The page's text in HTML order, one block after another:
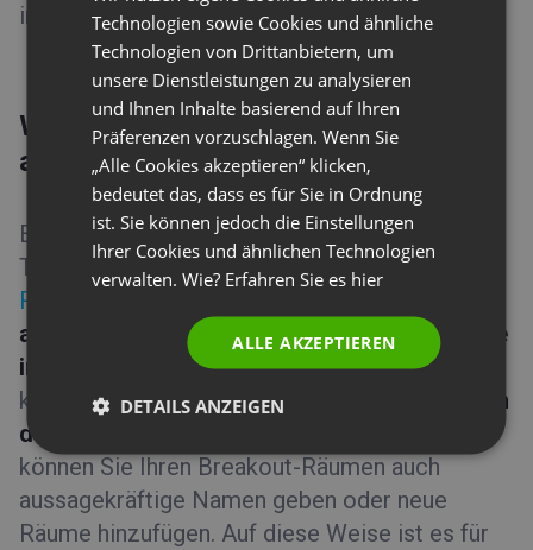
im Menü des Haupt-Raums klicken.
Wie füge ich Teilnehmer zu einem
ausgewählten Breakout-Raum hinzu?
Es gibt verschiedene Möglichkeiten,
Teilnehmer einem ausgewählten Breakout-
Raum
alle Teilnehmer auf einmal auswählen und sie
in einen Breakout-Raum verschieben.Sie
können auchnur ein paar markieren und sie in
den Raum verschieben.
können Sie Ihren Breakout-Räumen auch
aussagekräftige Namen geben oder neue
Räume hinzufügen. Auf diese Weise ist es für
GERMAN
POLISH
RUSSIAN
SPANISH
ITALIAN
Technologien sowie Cookies und ähnliche
Technologien von Drittanbietern, um
unsere Dienstleistungen zu analysieren
und Ihnen Inhalte basierend auf Ihren
Präferenzen vorzuschlagen. Wenn Sie
„Alle Cookies akzeptieren“ klicken,
bedeutet das, dass es für Sie in Ordnung
ist. Sie können jedoch die Einstellungen
Ihrer Cookies und ähnlichen Technologien
verwalten. Wie? Erfahren Sie es hier
ALLE AKZEPTIEREN
DETAILS ANZEIGEN